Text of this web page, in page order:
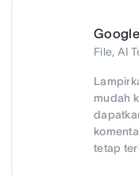
File, AI
mudah
tetap